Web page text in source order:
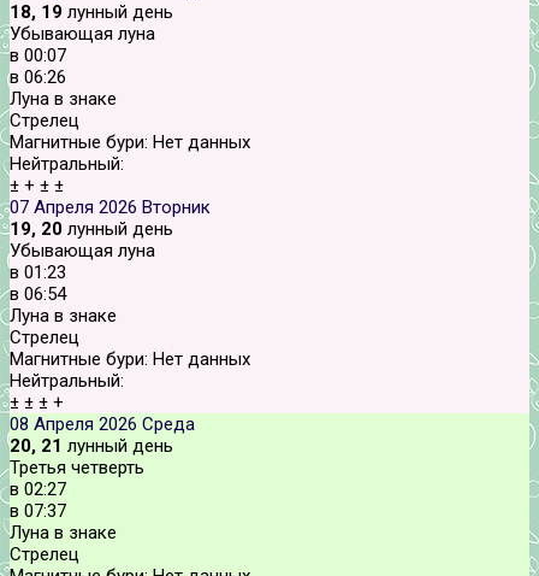
18, 19 лунный день
Убывающая луна
в 00:07
в 06:26
Луна в знаке
Стрелец
Магнитные бури: Нет данных
Нейтральный:
± + ± ±
07 Апреля 2026 Вторник
19, 20 лунный день
Убывающая луна
в 01:23
в 06:54
Луна в знаке
Стрелец
Магнитные бури: Нет данных
Нейтральный:
± ± ± +
08 Апреля 2026 Среда
20, 21 лунный день
Третья четверть
в 02:27
в 07:37
Луна в знаке
Стрелец